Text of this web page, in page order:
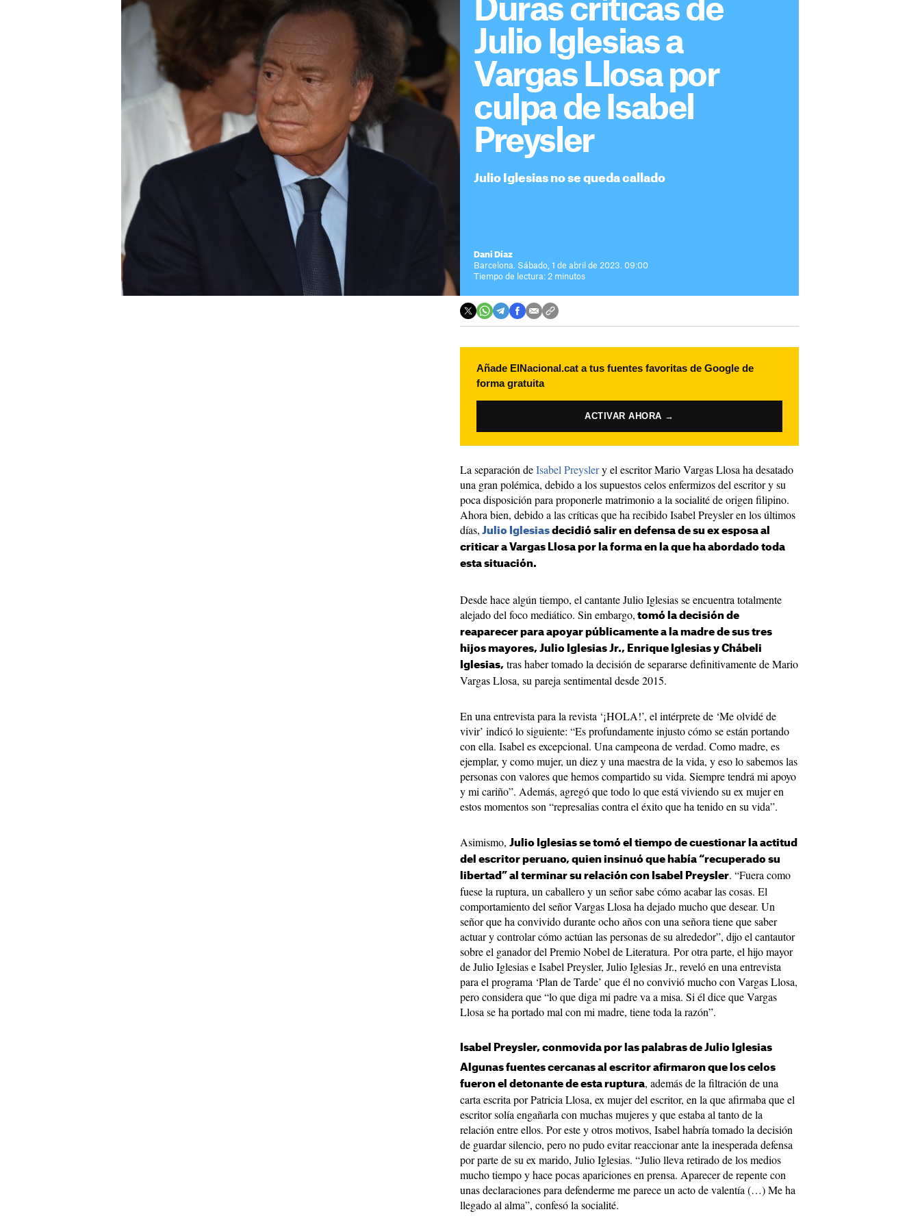
Duras críticas de
Julio Iglesias a
Vargas Llosa por
culpa de Isabel
Preysler
Julio Iglesias no se queda callado
Dani Díaz
Barcelona. Sábado, 1 de abril de 2023. 09:00
Tiempo de lectura: 2 minutos
Añade ElNacional.cat a tus fuentes favoritas de Google de
forma gratuita
ACTIVAR AHORA →
La separación deIsabel Preyslery el escritor Mario Vargas Llosa ha desatado
una gran polémica, debido a los supuestos celos enfermizos del escritor y su
poca disposición para proponerle matrimonio a la socialité de origen filipino.
Ahora bien, debido a las críticas que ha recibido Isabel Preysler en los últimos
días, Julio Iglesias decidió salir en defensa de su ex esposa al
criticar a Vargas Llosa por la forma en la que ha abordado toda
esta situación.
Desde hace algún tiempo, el cantante Julio Iglesias se encuentra totalmente
alejado del foco mediático. Sin embargo, tomó la decisión de
reaparecer para apoyar públicamente a la madre de sus tres
hijos mayores, Julio Iglesias Jr., Enrique Iglesias y Chábeli
Iglesias, tras haber tomado la decisión de separarse definitivamente de Mario
Vargas Llosa, su pareja sentimental desde 2015.
En una entrevista para la revista ‘¡HOLA!’, el intérprete de ‘Me olvidé de
vivir’ indicó lo siguiente: “Es profundamente injusto cómo se están portando
con ella. Isabel es excepcional. Una campeona de verdad. Como madre, es
ejemplar, y como mujer, un diez y una maestra de la vida, y eso lo sabemos las
personas con valores que hemos compartido su vida. Siempre tendrá mi apoyo
y mi cariño”. Además, agregó que todo lo que está viviendo su ex mujer en
estos momentos son “represalias contra el éxito que ha tenido en su vida”.
Asimismo, Julio Iglesias se tomó el tiempo de cuestionar la actitud
del escritor peruano, quien insinuó que había “recuperado su
libertad” al terminar su relación con Isabel Preysler. “Fuera como
fuese la ruptura, un caballero y un señor sabe cómo acabar las cosas. El
comportamiento del señor Vargas Llosa ha dejado mucho que desear. Un
señor que ha convivido durante ocho años con una señora tiene que saber
actuar y controlar cómo actúan las personas de su alrededor”, dijo el cantautor
sobre el ganador del Premio Nobel de Literatura. Por otra parte, el hijo mayor
de Julio Iglesias e Isabel Preysler, Julio Iglesias Jr., reveló en una entrevista
para el programa ‘Plan de Tarde’ que él no convivió mucho con Vargas Llosa,
pero considera que “lo que diga mi padre va a misa. Si él dice que Vargas
Llosa se ha portado mal con mi madre, tiene toda la razón”.
Isabel Preysler, conmovida por las palabras de Julio Iglesias
Algunas fuentes cercanas al escritor afirmaron que los celos
fueron el detonante de esta ruptura, además de la filtración de una
carta escrita por Patricia Llosa, ex mujer del escritor, en la que afirmaba que el
escritor solía engañarla con muchas mujeres y que estaba al tanto de la
relación entre ellos. Por este y otros motivos, Isabel habría tomado la decisión
de guardar silencio, pero no pudo evitar reaccionar ante la inesperada defensa
por parte de su ex marido, Julio Iglesias. “Julio lleva retirado de los medios
mucho tiempo y hace pocas apariciones en prensa. Aparecer de repente con
unas declaraciones para defenderme me parece un acto de valentía (…) Me ha
llegado al alma”, confesó la socialité.